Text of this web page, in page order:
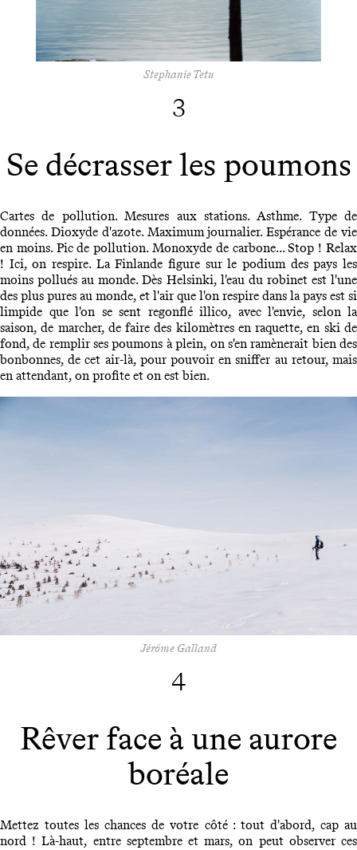
Stephanie Tetu
3
Se décrasser les poumons
Cartes de pollution. Mesures aux stations. Asthme. Type de
données. Dioxyde d'azote. Maximum journalier. Espérance de vie
en moins. Pic de pollution. Monoxyde de carbone... Stop ! Relax
! Ici, on respire. La Finlande figure sur le podium des pays les
moins pollués au monde. Dès Helsinki, l'eau du robinet est l'une
des plus pures au monde, et l'air que l'on respire dans la pays est si
limpide que l'on se sent regonflé illico, avec l'envie, selon la
saison, de marcher, de faire des kilomètres en raquette, en ski de
fond, de remplir ses poumons à plein, on s'en ramènerait bien des
bonbonnes, de cet air-là, pour pouvoir en sniffer au retour, mais
en attendant, on profite et on est bien.
Jérôme Galland
4
Rêver face à une aurore
boréale
Mettez toutes les chances de votre côté : tout d'abord, cap au
nord ! Là-haut, entre septembre et mars, on peut observer ces